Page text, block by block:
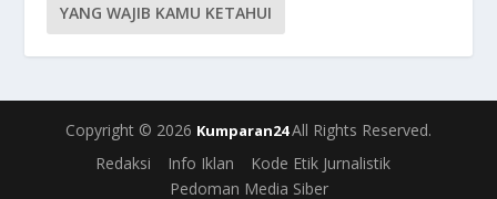
YANG WAJIB KAMU KETAHUI
Copyright © 2026 Kumparan24All Rights Reserved.
Redaksi
Info Iklan
Kode Etik Jurnalistik
Pedoman Media Siber